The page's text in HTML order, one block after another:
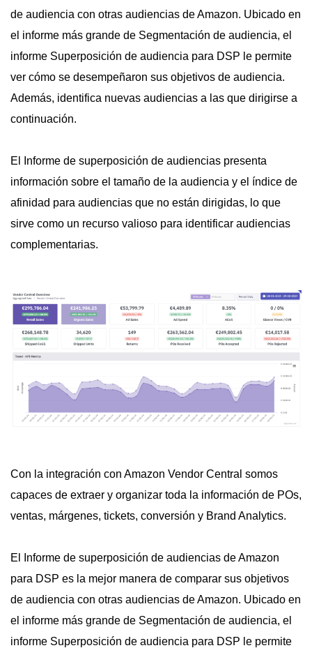
de audiencia con otras audiencias de Amazon. Ubicado en
el informe más grande de Segmentación de audiencia, el
informe Superposición de audiencia para DSP le permite
ver cómo se desempeñaron sus objetivos de audiencia.
Además, identifica nuevas audiencias a las que dirigirse a
continuación.
El Informe de superposición de audiencias presenta
información sobre el tamaño de la audiencia y el índice de
afinidad para audiencias que no están dirigidas, lo que
sirve como un recurso valioso para identificar audiencias
complementarias.
Con la integración con Amazon Vendor Central somos
capaces de extraer y organizar toda la información de POs,
ventas, márgenes, tickets, conversión y Brand Analytics.
El Informe de superposición de audiencias de Amazon
para DSP es la mejor manera de comparar sus objetivos
de audiencia con otras audiencias de Amazon. Ubicado en
el informe más grande de Segmentación de audiencia, el
informe Superposición de audiencia para DSP le permite